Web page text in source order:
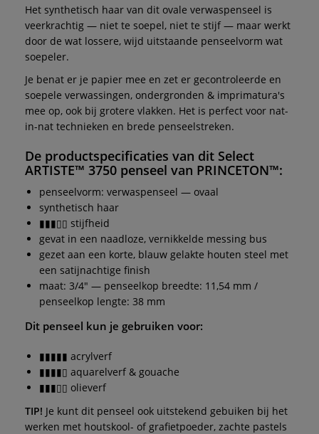
Het synthetisch haar van dit ovale verwaspenseel is
veerkrachtig — niet te soepel, niet te stijf — maar werkt
door de wat lossere, wijd uitstaande penseelvorm wat
soepeler.
Je benat er je papier mee en zet er gecontroleerde en
soepele verwassingen, ondergronden & imprimatura's
mee op, ook bij grotere vlakken. Het is perfect voor nat-
in-nat technieken en brede penseelstreken.
De productspecificaties van dit Select
ARTISTE™ 3750 penseel van PRINCETON™:
penseelvorm: verwaspenseel — ovaal
synthetisch haar
▮▮▮▯▯ stijfheid
gevat in een naadloze, vernikkelde messing bus
gezet aan een korte, blauw gelakte houten steel met
een satijnachtige finish
maat: 3/4" — penseelkop breedte: 11,54 mm /
penseelkop lengte: 38 mm
Dit penseel kun je gebruiken voor:
▮▮▮▮▮ acrylverf
▮▮▮▮▯ aquarelverf & gouache
▮▮▮▯▯ olieverf
TIP! Je kunt dit penseel ook uitstekend gebuiken bij het
werken met houtskool- of grafietpoeder, zachte pastels